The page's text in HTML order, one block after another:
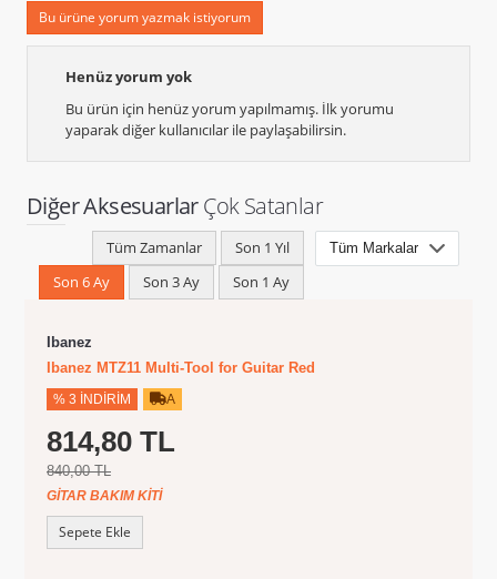
Bu ürüne yorum yazmak istiyorum
Henüz yorum yok
Bu ürün için henüz yorum yapılmamış. İlk yorumu
yaparak diğer kullanıcılar ile paylaşabilirsin.
Diğer AksesuarlarÇok Satanlar
Tüm Zamanlar
Son 1 Yıl
Son 6 Ay
Son 3 Ay Son 1 Ay
Ibanez
Ibanez MTZ11 Multi-Tool for Guitar Red
% 3 İNDIRIM A
814,80 TL
840,00 TL
GITAR BAKIM KITI
Sepete Ekle